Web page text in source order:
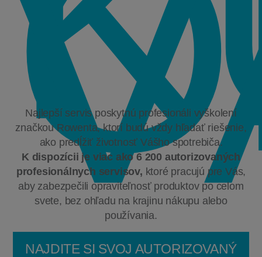
Najlepší servis poskytnú profesionáli vyškolení
značkou Rowenta, ktorí budú vždy hľadať riešenie,
ako predĺžiť životnosť Vášho spotrebiča.
K dispozícii je viac ako 6 200 autorizovaných
profesionálnych servisov, ktoré pracujú pre Vás,
aby zabezpečili opraviteľnosť produktov po celom
svete, bez ohľadu na krajinu nákupu alebo
používania.
NAJDITE SI SVOJ AUTORIZOVANÝ